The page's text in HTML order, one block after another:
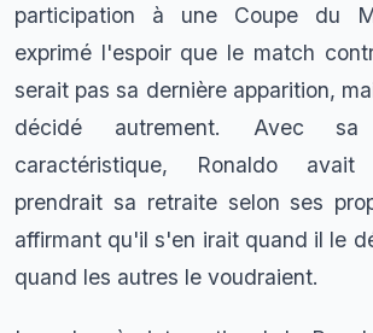
participation à une Coupe du
exprimé l'espoir que le match
serait pas sa dernière apparition,
décidé autrement. Avec sa
caractéristique, Ronaldo
prendrait sa retraite selon ses
affirmant qu'il s'en irait quand il le
quand les autres le voudraient.